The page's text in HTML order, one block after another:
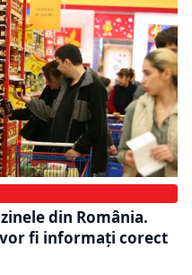
din România.
fi informați corect